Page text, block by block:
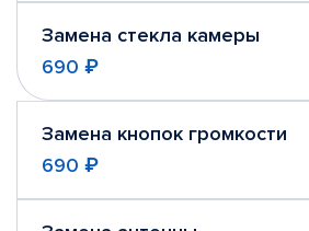
Замена стекла камеры
690 ₽
Замена кнопок громкости
690 ₽